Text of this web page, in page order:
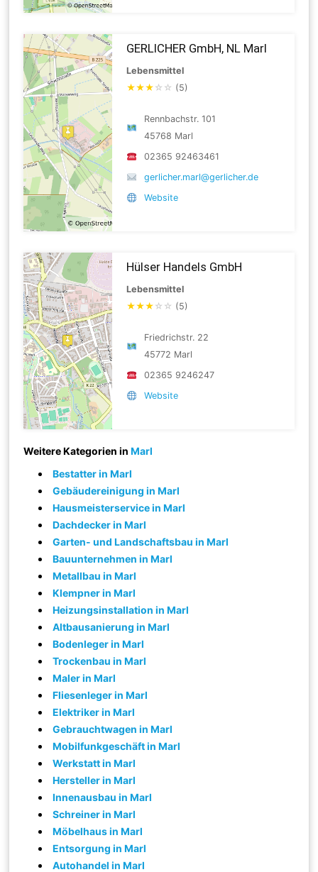
GERLICHER GmbH, NL Marl
Lebensmittel
★★★ ☆ ☆ (5)
Rennbachstr. 101
45768 Marl
02365 92463461
gerlicher.marl@gerlicher.de
Website
Hülser Handels GmbH
Lebensmittel
★★★ ☆ ☆ (5)
Friedrichstr. 22
45772 Marl
02365 9246247
Website
Weitere Kategorien inMarl
Bestatter in Marl
Gebäudereinigung in Marl
Hausmeisterservice in Marl
Dachdecker in Marl
Garten- und Landschaftsbau in Marl
Bauunternehmen in Marl
Metallbau in Marl
Klempner in Marl
Heizungsinstallation in Marl
Altbausanierung in Marl
Bodenleger in Marl
Trockenbau in Marl
Maler in Marl
Fliesenleger in Marl
Elektriker in Marl
Gebrauchtwagen in Marl
Mobilfunkgeschäft in Marl
Werkstatt in Marl
Hersteller in Marl
Innenausbau in Marl
Schreiner in Marl
Möbelhaus in Marl
Entsorgung in Marl
Autohandel in Marl